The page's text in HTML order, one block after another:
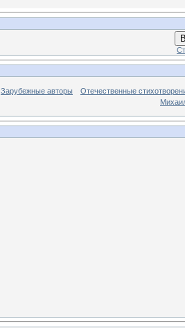
Зарубежные авторы
Отечественные